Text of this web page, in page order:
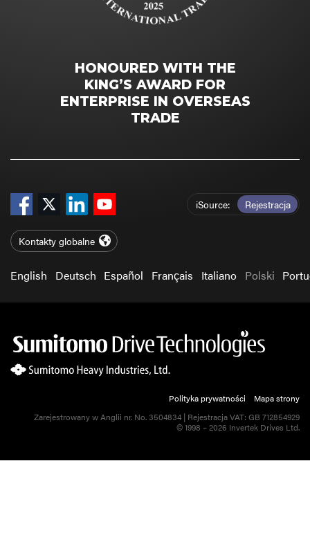
HONOURED WITH THE
KING’S AWARD FOR
ENTERPRISE IN OVERSEAS
TRADE
iSource Rejestracja
Kontakty globalne
English Deutsch Español Français Italiano Polski
Polityka prywatności
Mapa strony
Zarejestrowany w Anglii nr. No. 3504834 | Rejestracja VAT: GB 712854929
© 1998 – 2026 Invertek Drives Ltd.